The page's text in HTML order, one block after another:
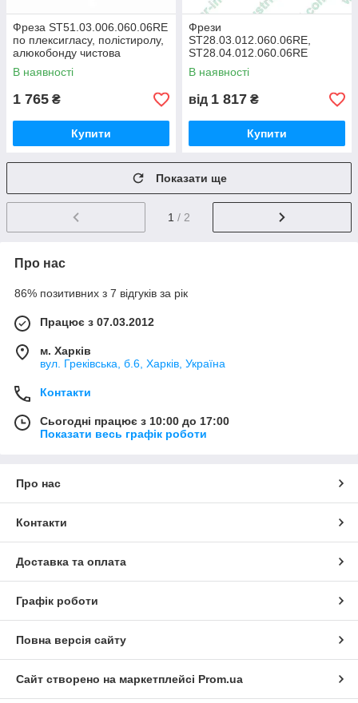
Фреза ST51.03.006.060.06RE
по плексигласу, полістиролу,
алюкобонду чистова
остружок донизу
В наявності
1 765 ₴
Купити
Фрези
ST28.03.012.060.06RE,
ST28.04.012.060.06RE
односпіральні для
полікарбонату
В наявності
від 1 817 ₴
Купити
Показати ще
1 / 2
Про нас
86% позитивних з 7 відгуків за рік
Працює з 07.03.2012
м. Харків
вул. Греківська, б.6, Харків, Україна
Контакти
Сьогодні працює з 10:00 до 17:00
Показати весь графік роботи
Про нас
Контакти
Доставка та оплата
Графік роботи
Повна версія сайту
Сайт створено на маркетплейсі Prom.ua